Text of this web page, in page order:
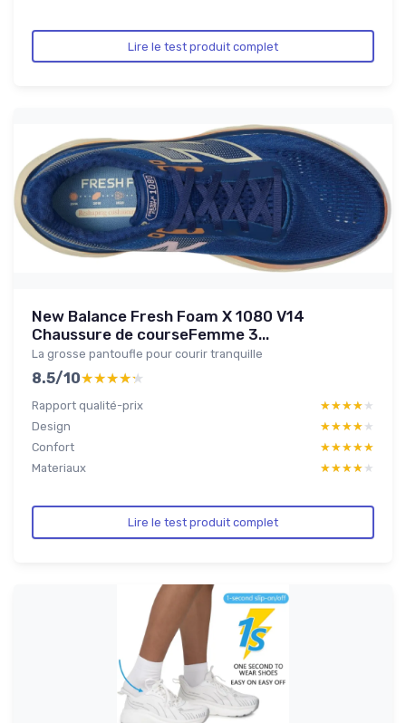
Lire le test produit complet
New Balance Fresh Foam X 1080 V14
Chaussure de courseFemme 3...
La grosse pantoufle pour courir tranquille
8.5/10★★★★★
★★★★★
Rapport qualité-prix ★★★★★
★★★★★
Design
★★★★★
★★★★★
Confort
★★★★★
★★★★★
Materiaux
★★★★★
★★★★★
Lire le test produit complet